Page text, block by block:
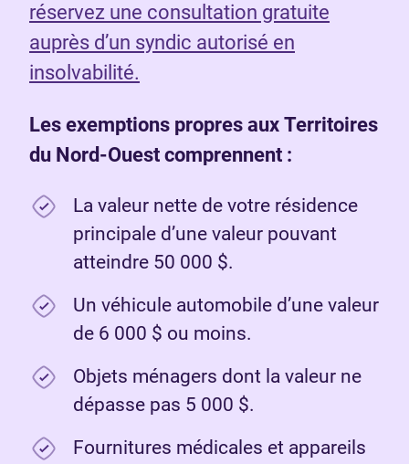
réservez une consultation gratuite
auprès d’un syndic autorisé en
insolvabilité.
Les exemptions propres aux Territoires
du Nord-Ouest comprennent :
La valeur nette de votre résidence
principale d’une valeur pouvant
atteindre 50 000 $.
Un véhicule automobile d’une valeur
de 6 000 $ ou moins.
Objets ménagers dont la valeur ne
dépasse pas 5 000 $.
Fournitures médicales et appareils